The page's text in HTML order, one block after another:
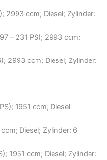
2993 ccm; Diesel; Zylinder:
– 231 PS); 2993 ccm;
2993 ccm; Diesel; Zylinder:
1951 ccm; Diesel;
Diesel; Zylinder: 6
1951 ccm; Diesel; Zylinder: